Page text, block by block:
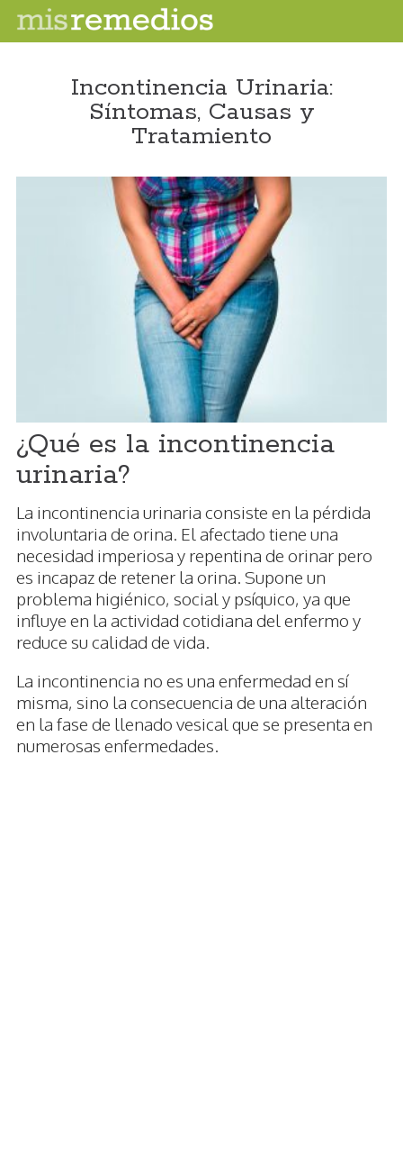
Incontinencia Urinaria:
Síntomas, Causas y
Tratamiento
¿Qué es la incontinencia
urinaria?
La incontinencia urinaria consiste en la pérdida
involuntaria de orina. El afectado tiene una
necesidad imperiosa y repentina de orinar pero
es incapaz de retener la orina. Supone un
problema higiénico, social y psíquico, ya que
influye en la actividad cotidiana del enfermo y
reduce su calidad de vida.
La incontinencia no es una enfermedad en sí
misma, sino la consecuencia de una alteración
en la fase de llenado vesical que se presenta en
numerosas enfermedades.